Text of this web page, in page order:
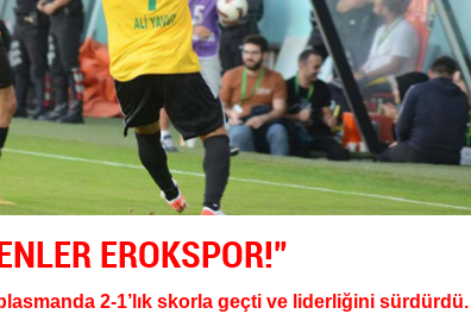
EROKSPOR!”
2-1’lık skorla geçti ve liderliğini sürdürdü.